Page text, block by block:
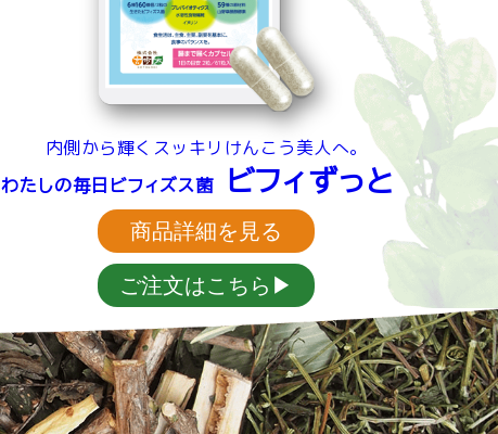
内側から輝くスッキリけんこう美人へ。
わたしの毎日ビフィズス菌 ビフィずっと
商品詳細を見る
ご注文はこちら▶